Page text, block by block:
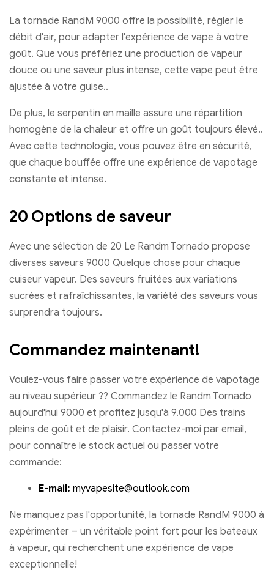
La tornade RandM 9000 offre la possibilité, régler le
débit d'air, pour adapter l'expérience de vape à votre
goût. Que vous préfériez une production de vapeur
douce ou une saveur plus intense, cette vape peut être
ajustée à votre guise..
De plus, le serpentin en maille assure une répartition
homogène de la chaleur et offre un goût toujours élevé..
Avec cette technologie, vous pouvez être en sécurité,
que chaque bouffée offre une expérience de vapotage
constante et intense.
20 Options de saveur
Avec une sélection de 20 Le Randm Tornado propose
diverses saveurs 9000 Quelque chose pour chaque
cuiseur vapeur. Des saveurs fruitées aux variations
sucrées et rafraîchissantes, la variété des saveurs vous
surprendra toujours.
Commandez maintenant!
Voulez-vous faire passer votre expérience de vapotage
au niveau supérieur ?? Commandez le Randm Tornado
aujourd'hui 9000 et profitez jusqu'à 9.000 Des trains
pleins de goût et de plaisir. Contactez-moi par email,
pour connaître le stock actuel ou passer votre
commande:
E-mail: myvapesite@outlook.com
Ne manquez pas l'opportunité, la tornade RandM 9000 à
expérimenter – un véritable point fort pour les bateaux
à vapeur, qui recherchent une expérience de vape
exceptionnelle!